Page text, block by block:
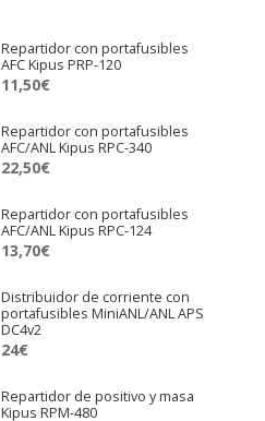
Repartidor con portafusibles
AFC Kipus PRP-120
11,50€
Repartidor con portafusibles
AFC/ANL Kipus RPC-340
22,50€
Repartidor con portafusibles
AFC/ANL Kipus RPC-124
13,70€
Distribuidor de corriente con
portafusibles MiniANL/ANL APS
DC4v2
24€
Repartidor de positivo y masa
Kipus RPM-480